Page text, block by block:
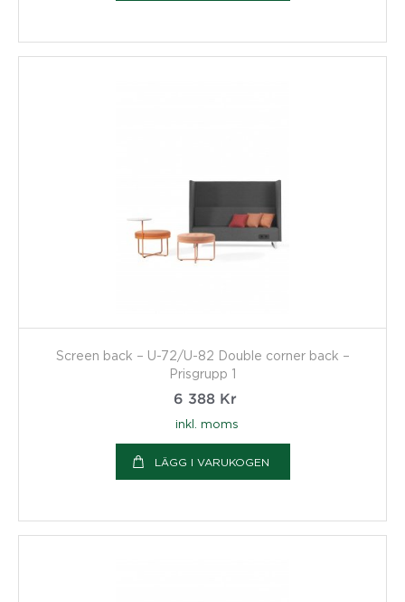
Screen back – U-72/U-82 Double corner back –
Prisgrupp 1
6 388 Kr
inkl. moms
LÄGG I VARUKOGEN